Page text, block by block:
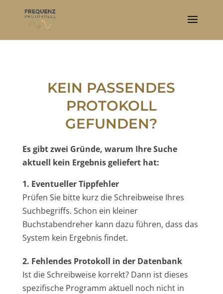
KEIN PASSENDES
PROTOKOLL
GEFUNDEN?
Es gibt zwei Gründe, warum Ihre Suche
aktuell kein Ergebnis geliefert hat:
1. Eventueller Tippfehler
Prüfen Sie bitte kurz die Schreibweise Ihres
Suchbegriffs. Schon ein kleiner
Buchstabendreher kann dazu führen, dass das
System kein Ergebnis findet.
2. Fehlendes Protokoll in der Datenbank
Ist die Schreibweise korrekt? Dann ist dieses
spezifische Programm aktuell noch nicht in